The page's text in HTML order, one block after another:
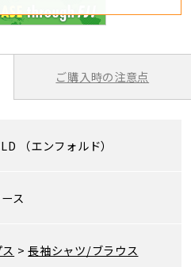
ご購入時の注意点
（エンフォルド）
ス
>長袖シャツ/ブラウス